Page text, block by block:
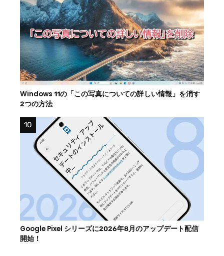
Windows 11の「この写真についての詳しい情報」を消す
2つの方法
Google Pixel シリーズに2026年8月のアップデート配信
開始！